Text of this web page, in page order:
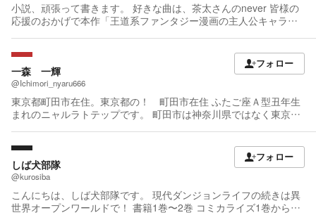
小説、頑張って書きます。 好きな曲は、茶太さんのnever 皆様の
応援のおかげで本作「王道系ファンタジー漫画の主人公キャラに
が……〜」が、MFブックス様より、8/25に書籍化することが決定
しました。 それに伴い題名が、 「俺は勇者に向いていない 〜主
人公を譲ってあげたら世界が滅亡しかけてるんだが……〜」と変
わりました。
一森 一輝
@Ichimori_nyaru666
東京都町田市在住。東京都の！ 町田市在住 ふたご座Ａ型丑年生
まれのニャルラトテップです。 町田市は神奈川県ではなく東京都
フォロー
しば犬部隊
@kurosiba
こんにちは、しば犬部隊です。 現代ダンジョンライフの続きは異
世界オープンワールドで！ 書籍1巻〜2巻 コミカライズ1巻から6
フォロー